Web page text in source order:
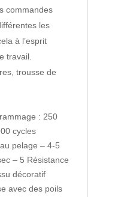
commandes
les
à l’esprit
travail.
trousse de
: 250
cycles
pelage – 4-5
– 5 Résistance
décoratif
avec des poils